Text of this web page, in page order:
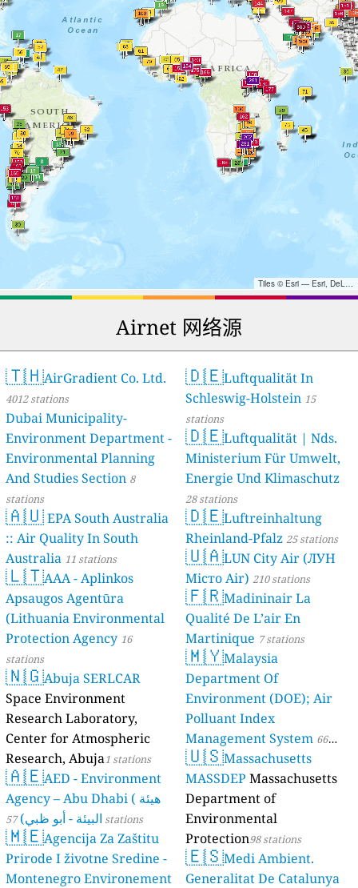
Airnet 网络源
🇹🇭AirGradient Co. Ltd.
4012 stations
Dubai Municipality-
Environment Department -
Environmental Planning
And Studies Section 8
stations
🇦🇺EPA South Australia
:: Air Quality In South
Australia 11 stations
🇱🇹AAA - Aplinkos
Apsaugos Agentūra
(Lithuania Environmental
Protection Agency 16
stations
🇳🇬Abuja SERLCAR
Space Environment
Research Laboratory,
Center for Atmospheric
Research, Abuja1 stations
🇦🇪AED - Environment
Agency – Abu Dhabi ( هيئة
البيئة - أبو ظبي) 57 stations
🇲🇪Agencija Za Zaštitu
Prirode I životne Sredine -
Montenegro Environement
🇩🇪Luftqualität In
Schleswig-Holstein 15
stations
🇩🇪Luftqualität | Nds.
Ministerium Für Umwelt,
Energie Und Klimaschutz
28 stations
🇩🇪Luftreinhaltung
Rheinland-Pfalz 25 stations
🇺🇦LUN City Air (ЛУН
Місто Air) 210 stations
🇫🇷Madininair La
Qualité De L’air En
Martinique 7 stations
🇲🇾Malaysia
Department Of
Environment (DOE); Air
Polluant Index
Management System 66
stations
🇺🇸Massachusetts
MASSDEP Massachusetts
Department of
Environmental
Protection98 stations
🇪🇸Medi Ambient.
Generalitat De Catalunya